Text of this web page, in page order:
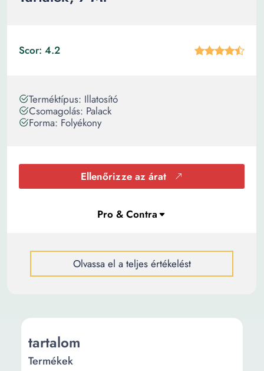
Scor: 4.2
Terméktípus: Illatosító
Csomagolás: Palack
Forma: Folyékony
Ellenőrizze az árat
Olvassa el a teljes értékelést
tartalom
Termékek